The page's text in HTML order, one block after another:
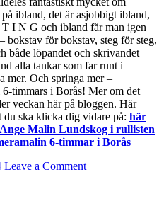
ibland, det är asjobbigt ibland,
I N G och ibland får man igen
bokstav för bokstav, steg för steg,
både löpandet och skrivandet
alla tankar som far runt i
mer. Och springa mer –
timmars i Borås! Mer om det
veckan här på bloggen. Här
ska klicka dig vidare på: här
Malin Lundskog i rullisten
6-timmar i Borås
Leave a Comment